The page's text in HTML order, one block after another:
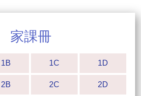
家課冊
1B 1C 1D
2B 2C 2D